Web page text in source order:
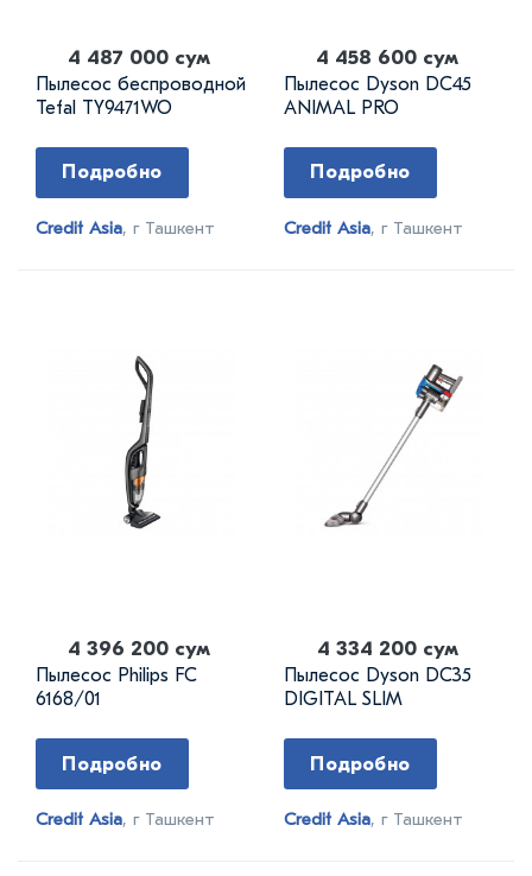
4 487 000 сум
Пылесос беспроводной
Tefal TY9471WO
Подробно
Credit Asia, г Ташкент
4 458 600 сум
Пылесос Dyson DC45
ANIMAL PRO
Подробно
Credit Asia, г Ташкент
4 396 200 сум
Пылесос Philips FC
6168/01
Подробно
Credit Asia, г Ташкент
4 334 200 сум
Пылесос Dyson DC35
DIGITAL SLIM
Подробно
Credit Asia, г Ташкент